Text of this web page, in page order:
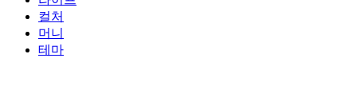
컬처
머니
테마